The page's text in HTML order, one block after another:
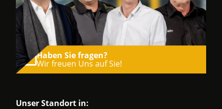
Haben Sie fragen?
Wir freuen Uns auf Sie!
Unser Standort in: